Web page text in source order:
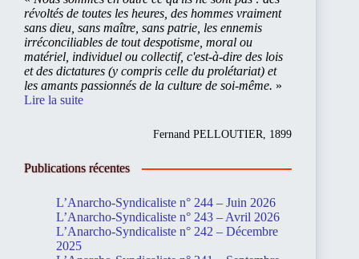
révoltés de toutes les heures, des hommes vraiment
sans dieu, sans maître, sans patrie, les ennemis
irréconciliables de tout despotisme, moral ou
matériel, individuel ou collectif, c'est-à-dire des lois
et des dictatures (y compris celle du prolétariat) et
les amants passionnés de la culture de soi-même. »
Lire la suite
Fernand PELLOUTIER, 1899
Publications récentes
L’Anarcho-Syndicaliste n° 244 – Juin 2026
L’Anarcho-Syndicaliste n° 243 – Avril 2026
L’Anarcho-Syndicaliste n° 242 – Décembre
2025